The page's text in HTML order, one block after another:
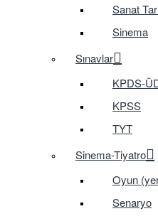
Sanat
Sinema
Sınavlar
KPDS-
KPSS
TYT
Sinema-Tiyatro
Oyun
Senaryo